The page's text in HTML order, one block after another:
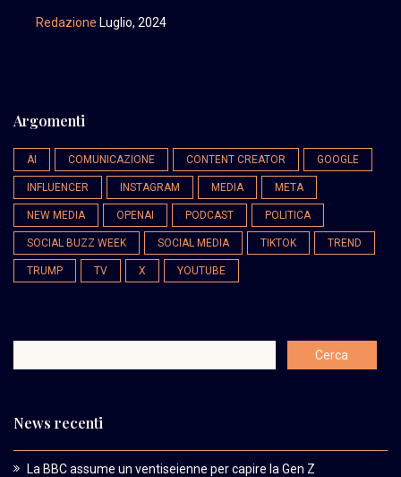
Redazione Luglio, 2024
Argomenti
AI COMUNICAZIONE CONTENT CREATOR GOOGLE
INFLUENCER INSTAGRAM MEDIA META
NEW MEDIA OPENAI PODCAST POLITICA
SOCIAL BUZZ WEEK SOCIAL MEDIA TIKTOK TREND
TRUMP TV X YOUTUBE
News recenti
La BBC assume un ventiseienne per capire la Gen Z